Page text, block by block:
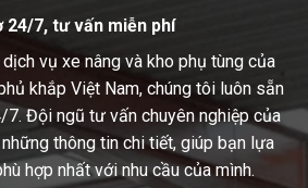
24/7, tư vấn miễn phí
vụ xe nâng và kho phụ tùng của
khắp Việt Nam, chúng tôi luôn sẵn
Đội ngũ tư vấn chuyên nghiệp của
thông tin chi tiết, giúp bạn lựa
hợp nhất với nhu cầu của mình.